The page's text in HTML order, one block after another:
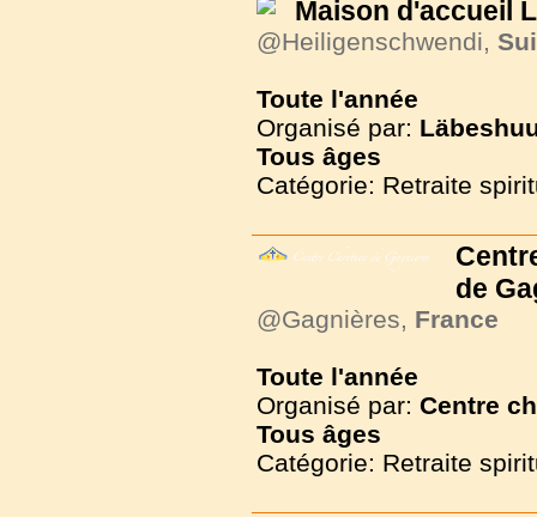
Maison d'accueil
@Heiligenschwendi,
Toute l'année
Organisé par:
Tous âges
Catégorie: Retraite
de
@Gagnières, France
Toute l'année
Organisé par: Centre
Tous âges
Catégorie: Retraite